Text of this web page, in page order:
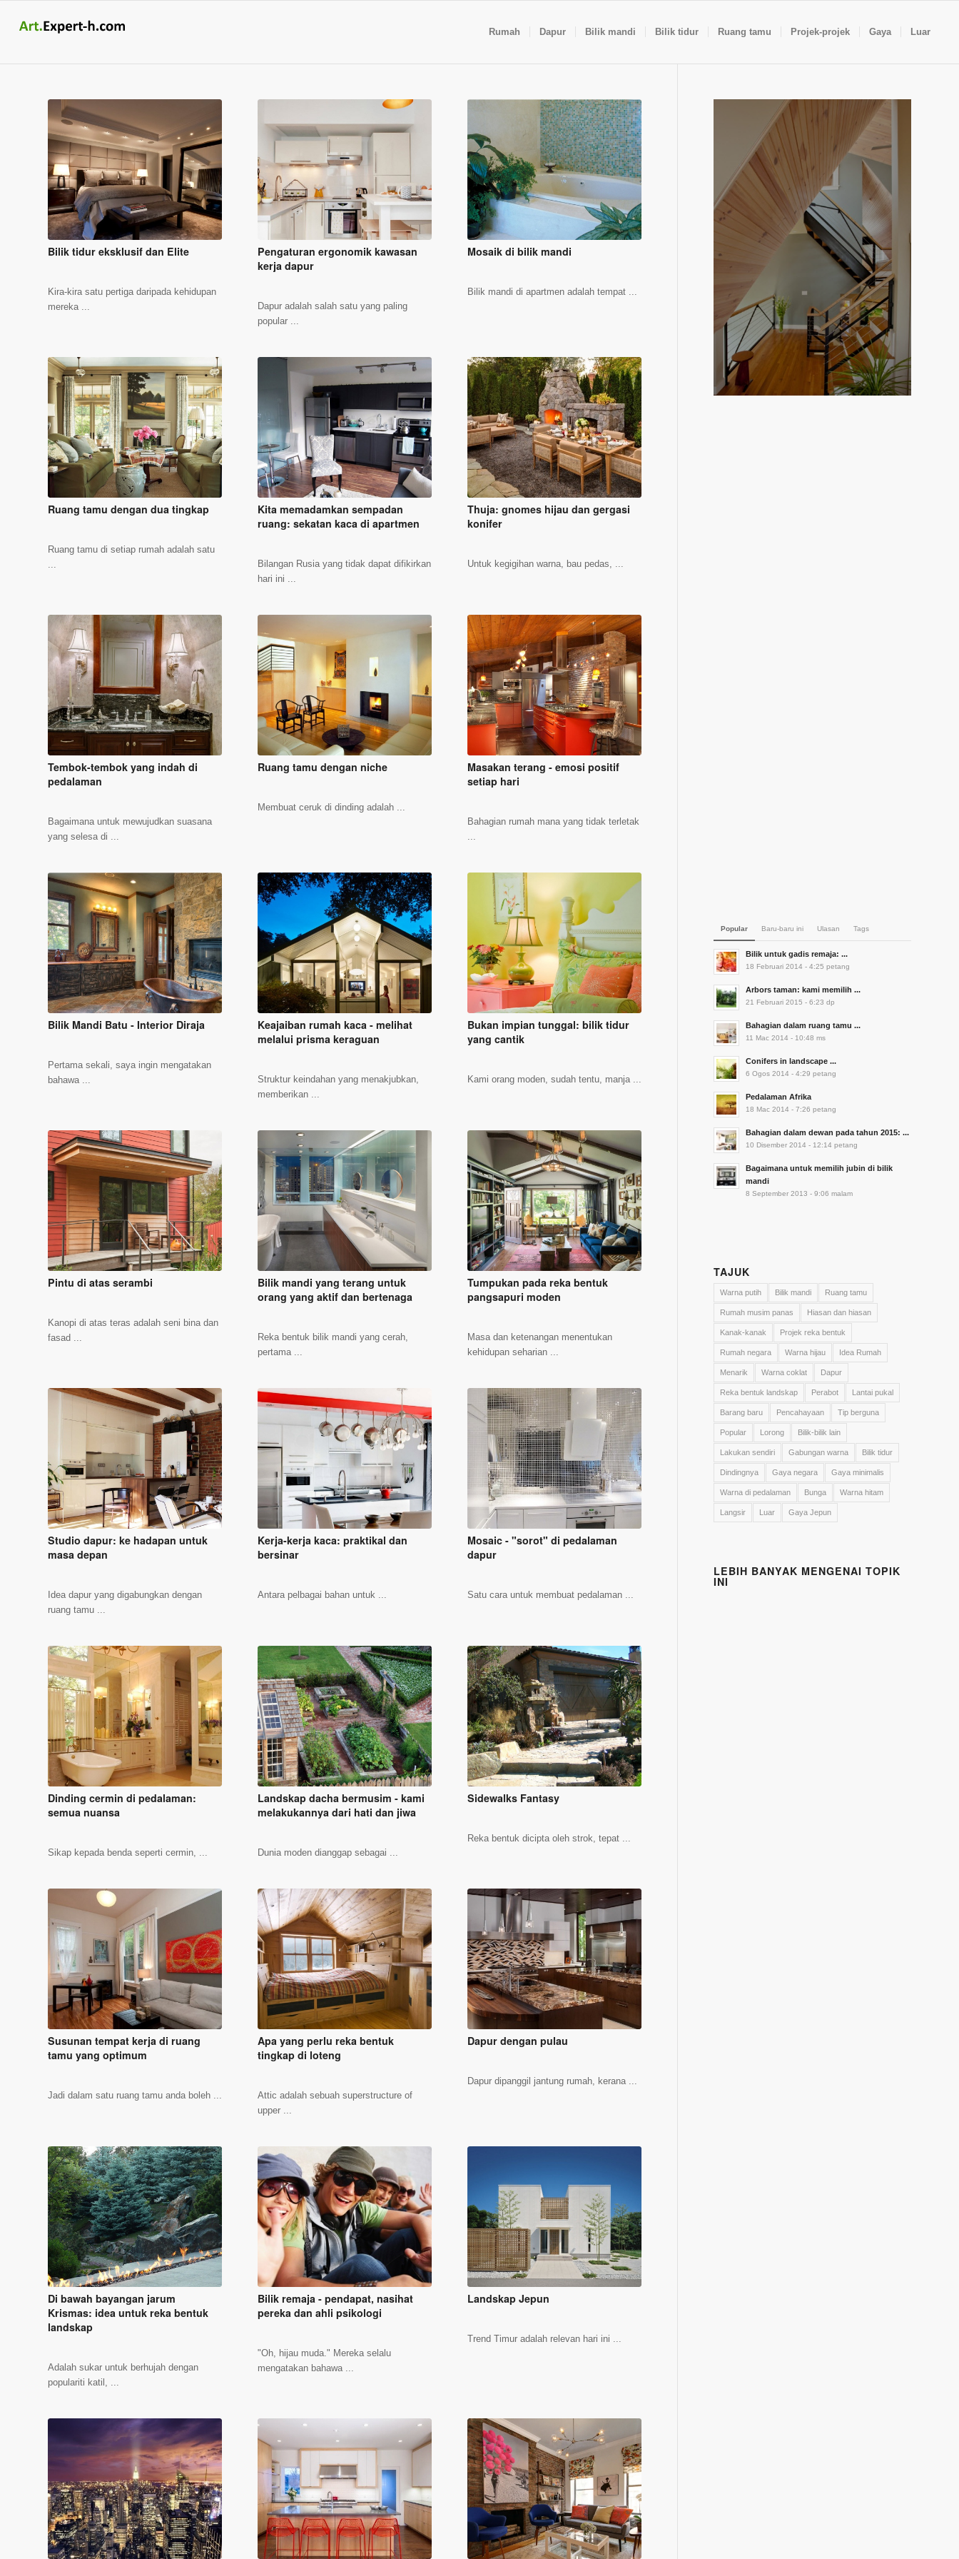
Rumah Dapur Bilik mandi Bilik tidur Ruang tamu Projek-projek Gaya Luar
Bilik tidur eksklusif dan Elite
Kira-kira satu pertiga daripada kehidupan
mereka ...
Pengaturan ergonomik kawasan
kerja dapur
Dapur adalah salah satu yang paling
popular ...
Mosaik di bilik mandi
Bilik mandi di apartmen adalah tempat ...
Ruang tamu dengan dua tingkap
Ruang tamu di setiap rumah adalah satu
...
Kita memadamkan sempadan
ruang: sekatan kaca di apartmen
Bilangan Rusia yang tidak dapat difikirkan
hari ini ...
Thuja: gnomes hijau dan gergasi
konifer
Untuk kegigihan warna, bau pedas, ...
Tembok-tembok yang indah di
pedalaman
Bagaimana untuk mewujudkan suasana
yang selesa di ...
Ruang tamu dengan niche
Membuat ceruk di dinding adalah ...
Masakan terang - emosi positif
setiap hari
Bahagian rumah mana yang tidak terletak
...
Bilik Mandi Batu - Interior Diraja
Pertama sekali, saya ingin mengatakan
bahawa ...
Keajaiban rumah kaca - melihat
melalui prisma keraguan
Struktur keindahan yang menakjubkan,
memberikan ...
Bukan impian tunggal: bilik tidur
yang cantik
Kami orang moden, sudah tentu, manja ...
Pintu di atas serambi
Kanopi di atas teras adalah seni bina dan
fasad ...
Bilik mandi yang terang untuk
orang yang aktif dan bertenaga
Reka bentuk bilik mandi yang cerah,
pertama ...
Tumpukan pada reka bentuk
pangsapuri moden
Masa dan ketenangan menentukan
kehidupan seharian ...
Studio dapur: ke hadapan untuk
masa depan
Idea dapur yang digabungkan dengan
ruang tamu ...
Kerja-kerja kaca: praktikal dan
bersinar
Antara pelbagai bahan untuk ...
Mosaic - "sorot" di pedalaman
dapur
Satu cara untuk membuat pedalaman ...
Dinding cermin di pedalaman:
semua nuansa
Sikap kepada benda seperti cermin, ...
Landskap dacha bermusim - kami
melakukannya dari hati dan jiwa
Dunia moden dianggap sebagai ...
Sidewalks Fantasy
Reka bentuk dicipta oleh strok, tepat ...
Susunan tempat kerja di ruang
tamu yang optimum
Jadi dalam satu ruang tamu anda boleh ...
Apa yang perlu reka bentuk
tingkap di loteng
Attic adalah sebuah superstructure of
upper ...
Dapur dengan pulau
Dapur dipanggil jantung rumah, kerana ...
Di bawah bayangan jarum
Krismas: idea untuk reka bentuk
landskap
Adalah sukar untuk berhujah dengan
populariti katil, ...
Bilik remaja - pendapat, nasihat
pereka dan ahli psikologi
"Oh, hijau muda." Mereka selalu
mengatakan bahawa ...
Landskap Jepun
Trend Timur adalah relevan hari ini ...
Popular Baru-baru ini Ulasan Tags
Bilik untuk gadis remaja: ...
18 Februari 2014 - 4:25 petang
Arbors taman: kami memilih ...
21 Februari 2015 - 6:23 dp
Bahagian dalam ruang tamu ...
11 Mac 2014 - 10:48 ms
Conifers in landscape ...
6 Ogos 2014 - 4:29 petang
Pedalaman Afrika
18 Mac 2014 - 7:26 petang
Bahagian dalam dewan pada tahun 2015: ...
10 Disember 2014 - 12:14 petang
Bagaimana untuk memilih jubin di bilik
mandi
8 September 2013 - 9:06 malam
TAJUK
Warna putih Bilik mandi Ruang tamu
Rumah musim panas Hiasan dan hiasan
Kanak-kanak Projek reka bentuk
Rumah negara Warna hijau Idea Rumah
Menarik Warna coklat Dapur
Reka bentuk landskap Perabot Lantai pukal
Barang baru Pencahayaan Tip berguna
Popular Lorong Bilik-bilik lain
Lakukan sendiri Gabungan warna Bilik tidur
Dindingnya Gaya negara Gaya minimalis
Warna di pedalaman Bunga Warna hitam
Langsir Luar Gaya Jepun
LEBIH BANYAK MENGENAI TOPIK
INI